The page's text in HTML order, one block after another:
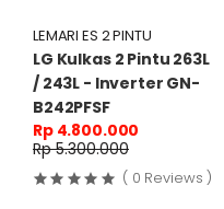
LEMARI ES 2 PINTU
LG Kulkas 2 Pintu 263L
/ 243L - Inverter GN-
B242PFSF
Rp 4.800.000
Rp 5.300.000
( 0 Reviews )